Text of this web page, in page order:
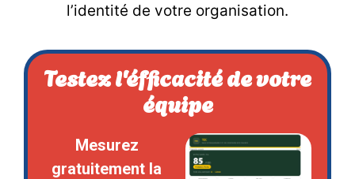
l’identité de votre organisation.
Testez l'éfficacité de votre
équipe
Mesurez
gratuitement la